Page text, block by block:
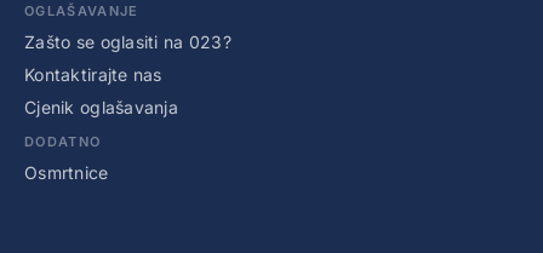
OGLAŠAVANJE
Zašto se oglasiti na 023?
Kontaktirajte nas
Cjenik oglašavanja
DODATNO
Osmrtnice